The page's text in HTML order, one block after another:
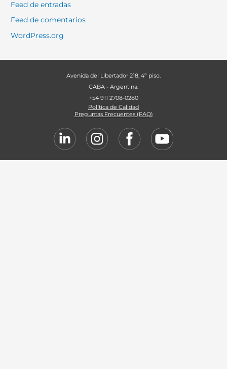
Feed de entradas
Feed de comentarios
WordPress.org
Avenida del Libertador 218, 4º piso.
CABA - Argentina.
+54 911 2708-0280
Política de Calidad
Preguntas Frecuentes (FAQ)